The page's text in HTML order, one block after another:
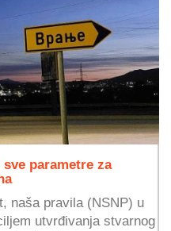
sve parametre za
naša pravila (NSNP) u
utvrđivanja stvarnog